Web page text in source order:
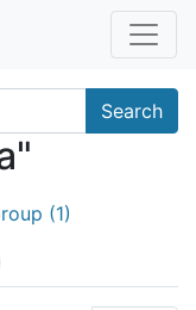
Search
(1)